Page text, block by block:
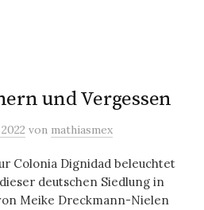
und Vergessen
von mathiasmex
Colonia Dignidad beleuchtet
deutschen Siedlung in
Meike Dreckmann-Nielen